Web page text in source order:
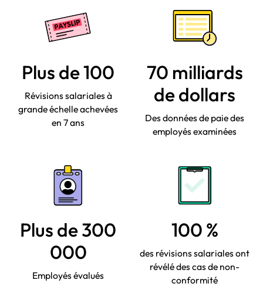
Plus de 100
Révisions salariales à
grande échelle achevées
en 7 ans
70 milliards
de dollars
Des données de paie des
employés examinées
Plus de 300
000
Employés évalués
100 %
des révisions salariales ont
révélé des cas de non-
conformité